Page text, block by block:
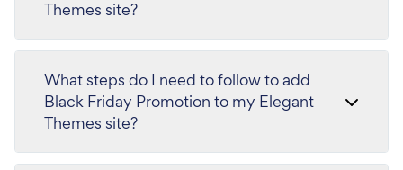
Themes site?
What steps do I need to follow to add
Black Friday Promotion to my Elegant
Themes site?